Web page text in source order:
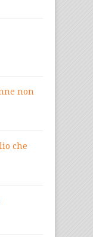
non
che